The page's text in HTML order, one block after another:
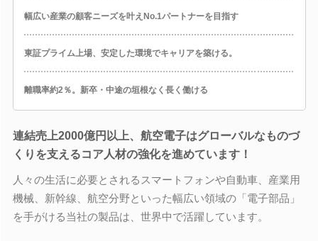
幅広い産業の顧客ニーズを叶えNo.1パートナーを目指す
東証プライム上場、安定した環境でキャリアを築ける。
離職率約2％。新卒・中途の垣根なく長く働ける
連結売上2000億円以上、航空電子はグローバルなものづ
くりを支えるコア人材の強化を進めています！
人々の生活に必要とされるスマートフォンや自動車、産業用
機械、新幹線、航空分野といった幅広い領域の「電子部品」
を手がける当社の製品は、世界中で活躍しています。